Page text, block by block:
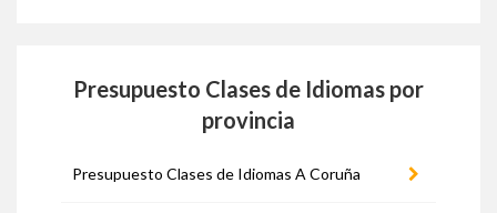
Presupuesto Clases de Idiomas por
provincia
Presupuesto Clases de Idiomas A Coruña